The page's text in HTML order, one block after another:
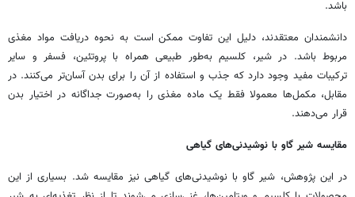
باشد.
دانشمندان معتقدند، دلیل این تفاوت ممکن است به نحوه دریافت مواد مغذی
مربوط باشد. در شیر، کلسیم به‌طور طبیعی همراه با پروتئین، فسفر و سایر
ترکیبات مفید وجود دارد که جذب و استفاده از آن را برای بدن آسان‌تر می‌کنند. در
مقابل، مکمل‌ها معمولا فقط یک ماده مغذی را به‌صورت جداگانه در اختیار بدن
قرار می‌دهند.
مقایسه شیر گاو با نوشیدنی‌های گیاهی
در این پژوهش، شیر گاو با نوشیدنی‌های گیاهی نیز مقایسه شد. بسیاری از این